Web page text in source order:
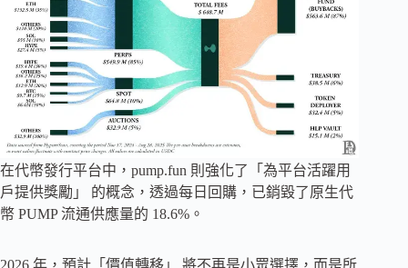
在代幣發行平台中，pump.fun 則強化了「為平台活躍用
戶提供獎勵」 的概念，透過每日回購，已銷毀了原生代
幣 PUMP 流通供應量的 18.6%。
2026 年，預計「價值轉移」 將不再是小眾選擇，而是所